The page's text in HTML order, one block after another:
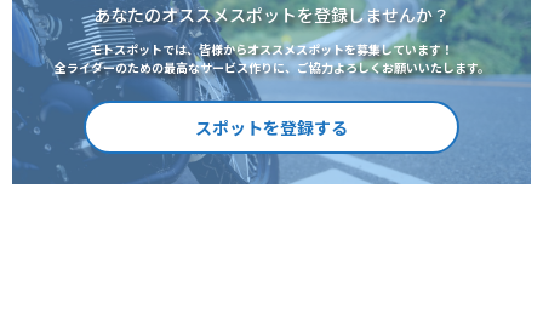
あなたのオススメスポットを登録しませんか？
モトスポットでは、皆様からオススメスポットを募集しています！
全ライダーのための最高なサービス作りに、ご協力よろしくお願いいたします。
スポットを登録する